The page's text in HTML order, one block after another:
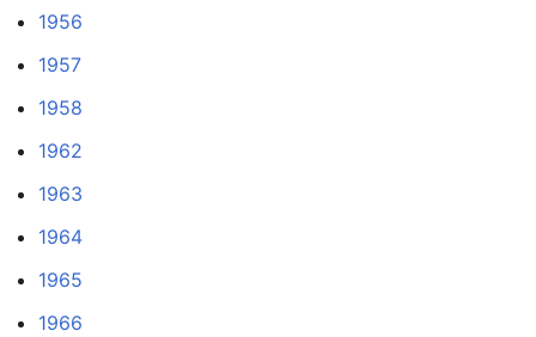
1956
1957
1958
1962
1963
1964
1965
1966